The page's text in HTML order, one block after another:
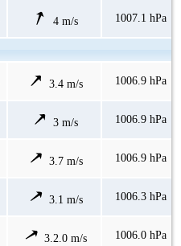
4 m/s 1007.1 hPa
3.4 m/s 1006.9 hPa
3 m/s 1006.9 hPa
3.7 m/s 1006.9 hPa
3.1 m/s 1006.3 hPa
3.2.0 m/s 1006.0 hPa